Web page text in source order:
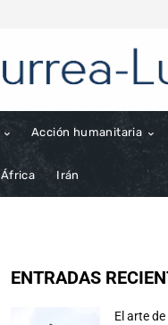
Acción humanitaria
África Irán
ENTRADAS
El arte